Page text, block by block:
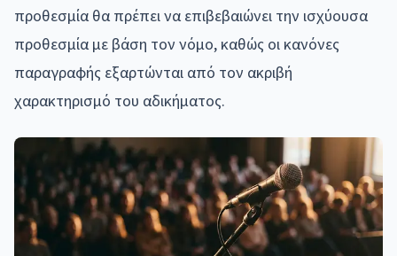
προθεσμία θα πρέπει να επιβεβαιώνει την ισχύουσα
προθεσμία με βάση τον νόμο, καθώς οι κανόνες
παραγραφής εξαρτώνται από τον ακριβή
χαρακτηρισμό του αδικήματος.